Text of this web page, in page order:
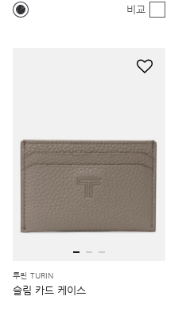
비교
투린 TURIN
슬림 카드 케이스